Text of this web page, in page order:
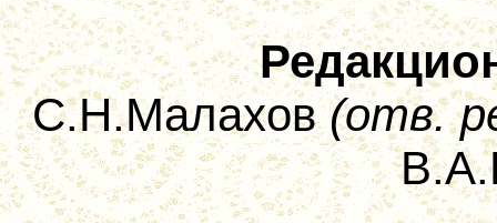
С.Н.Малахов(отв.